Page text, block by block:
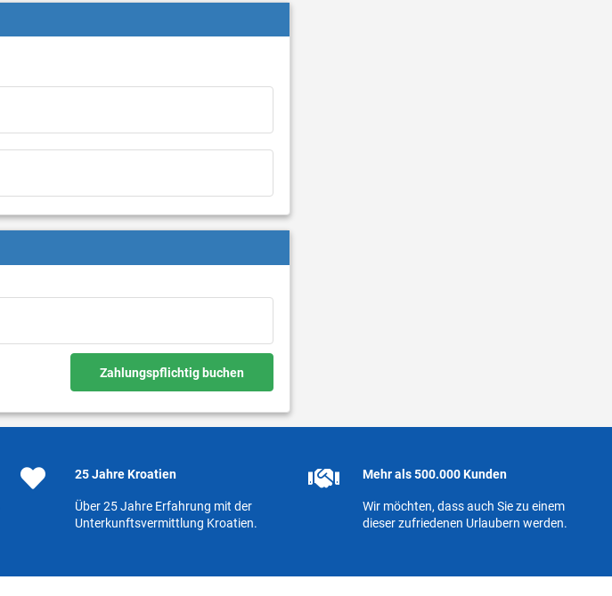
Zahlungspflichtig buchen
25 Jahre Kroatien
Über 25 Jahre Erfahrung mit der
Unterkunftsvermittlung Kroatien.
Mehr als 500.000 Kunden
Wir möchten, dass auch Sie zu einem
dieser zufriedenen Urlaubern werden.